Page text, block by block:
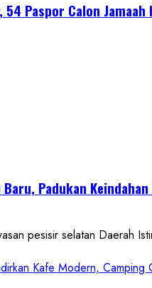
Paspor Calon Jamaah
Padukan
pesisir selatan Daerah
Kafe Modern, Camping